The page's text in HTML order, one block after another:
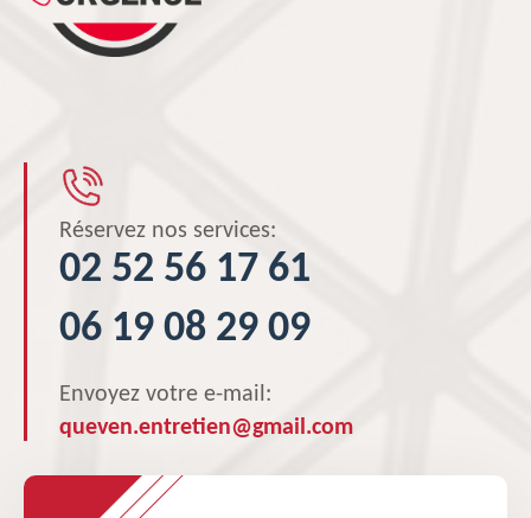
Réservez nos services:
02 52 56 17 61
06 19 08 29 09
Envoyez votre e-mail:
queven.entretien@gmail.com